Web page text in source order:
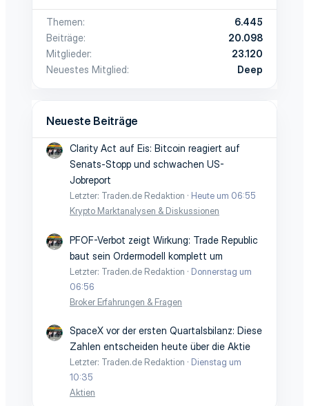
Themen
6.445
Beiträge
20.098
Mitglieder
23.120
Neuestes Mitglied
Deep
Neueste Beiträge
Clarity Act auf Eis: Bitcoin reagiert auf
Senats-Stopp und schwachen US-
Jobreport
Letzter: Traden.de Redaktion
Heute um 06:55
Krypto Marktanalysen & Diskussionen
PFOF-Verbot zeigt Wirkung: Trade Republic
baut sein Ordermodell komplett um
Letzter: Traden.de Redaktion
Donnerstag um
06:56
Broker Erfahrungen & Fragen
SpaceX vor der ersten Quartalsbilanz: Diese
Zahlen entscheiden heute über die Aktie
Letzter: Traden.de Redaktion
Dienstag um
10:35
Aktien